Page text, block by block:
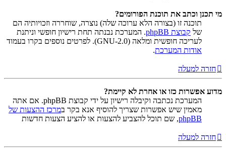
מי תכנן וכתב את תוכנת הפורומים?
תוכנה זו (בצורה הלא ערוכה שלה) נוצרה, שוחררה וזכויותיה הם
של קבוצת phpBB
. המערכת נבנתה תחת רישיון חופשי וניתנת
לעריכה חופשית ומלאה (GNU-2.0). לפרטים נוספים בקרו בעמוד
אודות המערכת.
חזרה למעלה
מדוע אפשרות כזו או אחרת לא קיימת?
המערכת נכתבה וקיבלה רישיון על ידי קבוצת phpBB. אם אתה
מאמין שיש אפשרות שצריך להוסיף אנא בקר במרכז ההצעות של
phpBB, שם תוכל להצביע להצעות או להציע הצעות חדשות
חזרה למעלה